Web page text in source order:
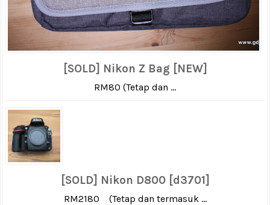
[SOLD] Nikon Z Bag [NEW]
RM80 (Tetap dan ...
[SOLD] Nikon D800 [d3701]
RM2180 (Tetap dan termasuk ...